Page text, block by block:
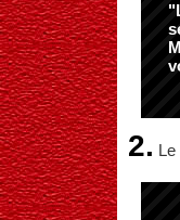
2. Le